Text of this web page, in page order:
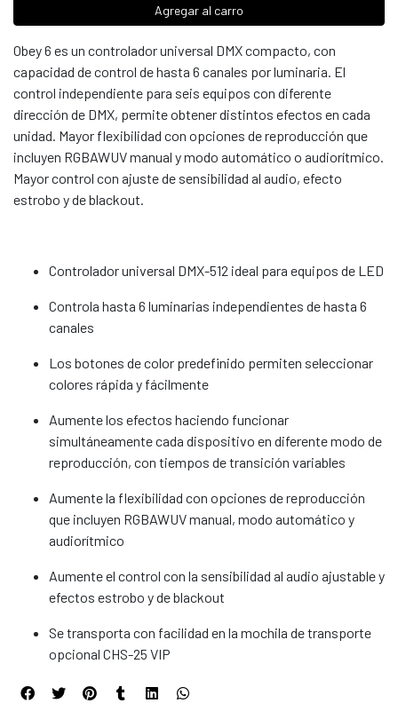
Agregar al carro
Obey 6 es un controlador universal DMX compacto, con
capacidad de control de hasta 6 canales por luminaria. El
control independiente para seis equipos con diferente
dirección de DMX, permite obtener distintos efectos en cada
unidad. Mayor flexibilidad con opciones de reproducción que
incluyen RGBAWUV manual y modo automático o audiorítmico.
Mayor control con ajuste de sensibilidad al audio, efecto
estrobo y de blackout.
Controlador universal DMX-512 ideal para equipos de LED
Controla hasta 6 luminarias independientes de hasta 6
canales
Los botones de color predefinido permiten seleccionar
colores rápida y fácilmente
Aumente los efectos haciendo funcionar
simultáneamente cada dispositivo en diferente modo de
reproducción, con tiempos de transición variables
Aumente la flexibilidad con opciones de reproducción
que incluyen RGBAWUV manual, modo automático y
audiorítmico
Aumente el control con la sensibilidad al audio ajustable y
efectos estrobo y de blackout
Se transporta con facilidad en la mochila de transporte
opcional CHS-25 VIP